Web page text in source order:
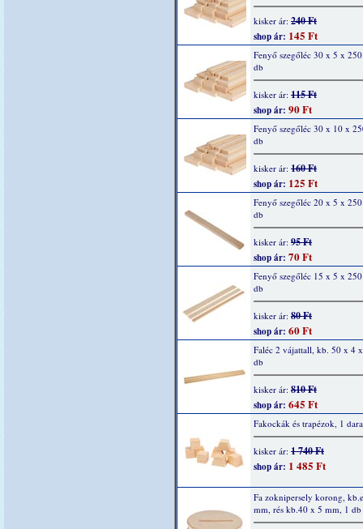
kisker ár: 240 Ft
shop ár: 145 Ft
Fenyő szegőléc 30 x 5 x
db
kisker ár: 115 Ft
shop ár: 90 Ft
Fenyő szegőléc 30 x 10 x
db
kisker ár: 160 Ft
shop ár: 125 Ft
Fenyő szegőléc 20 x 5 x
db
kisker ár: 95 Ft
shop ár: 70 Ft
Fenyő szegőléc 15 x 5 x
db
kisker ár: 80 Ft
shop ár: 60 Ft
Faléc 2 vájattall, kb. 50 x 4
db
kisker ár: 810 Ft
shop ár: 645 Ft
Fakockák és trapézok, 1
kisker ár: 1 740 Ft
shop ár: 1 485 Ft
Fa zoknipersely korong,
mm, rés kb.40 x 5 mm, 1 db